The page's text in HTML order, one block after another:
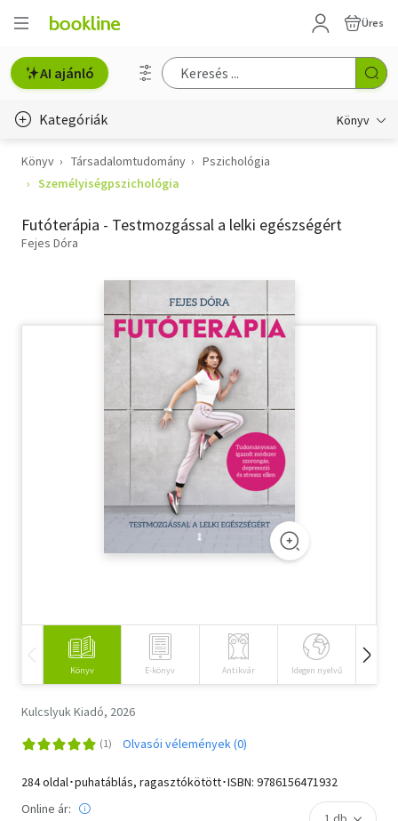
Üres
AI ajánló
Kategóriák Könyv
Életmód, egészség
Gyermek- és ifjúsági
Hobbi, szabadidő
Társadalomtudomány
Vallás
Könyv Társadalomtudomány
Pszichológia
Személyiségpszichológia
Futóterápia - Testmozgással a lelki egészségért
Fejes Dóra
Könyv E-könyv Antikvár Idegen nyelvű
Kulcslyuk Kiadó, 2026
Olvasói vélemények (0)
284 oldal･puhatáblás, ragasztókötött･ISBN: 9786156471932
Online ár: